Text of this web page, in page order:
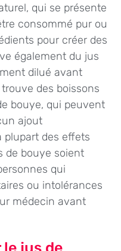
qui se présente
consommé pur ou
pour créer des
également du jus
dilué avant
des boissons
bouye, qui peuvent
ajout
plupart des effets
de bouye soient
qui
ou intolérances
médecin avant